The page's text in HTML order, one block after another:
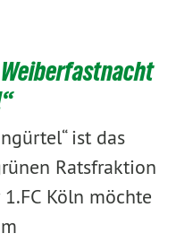
Weiberfastnacht
ist das
Ratsfraktion
Köln möchte